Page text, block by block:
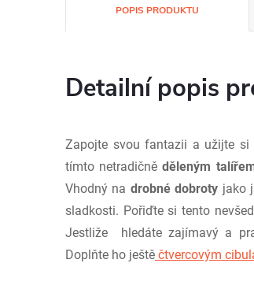
POPIS PRODUKTU
Detailní popis
Zapojte svou fantazii a užijte si
tímto netradičněděleným
Vhodný na drobné dobroty jako
sladkosti. Pořiďte si tento
Jestliže hledáte zajímavý a
Doplňte ho ještě čtvercovým